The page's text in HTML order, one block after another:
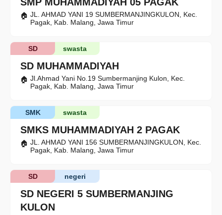
SMP MUHAMMADIYAH 05 PAGAK
JL. AHMAD YANI 19 SUMBERMANJINGKULON, Kec.
Pagak, Kab. Malang, Jawa Timur
SD MUHAMMADIYAH
swasta
SD
Jl.Ahmad Yani No.19 Sumbermanjing Kulon, Kec.
Pagak, Kab. Malang, Jawa Timur
SMKS MUHAMMADIYAH 2 PAGAK
swasta
SMK
JL. AHMAD YANI 156 SUMBERMANJINGKULON, Kec.
Pagak, Kab. Malang, Jawa Timur
SD NEGERI 5 SUMBERMANJING
KULON
negeri
SD